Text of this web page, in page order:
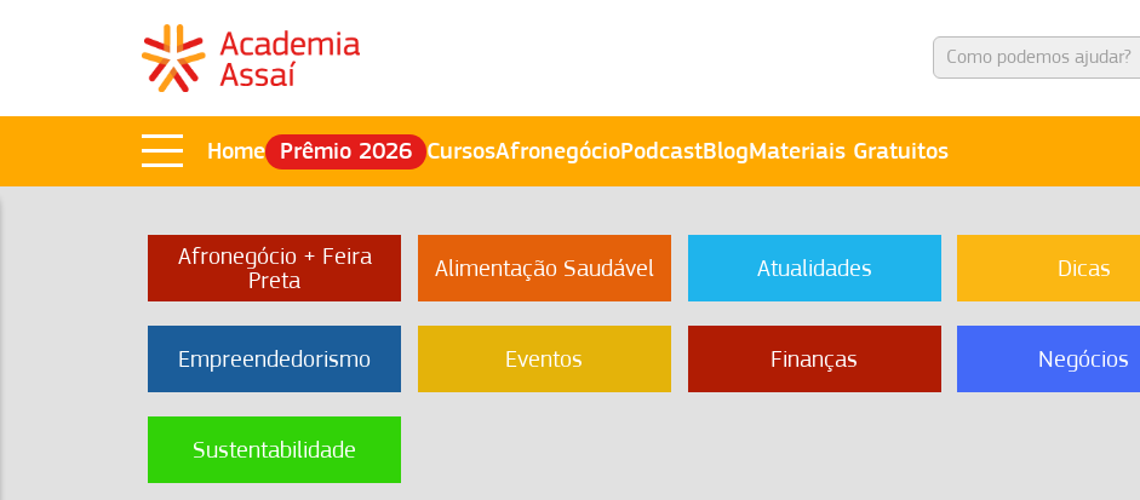
Home Prêmio 2026 CursosAfronegócioPodcastBlogMateriais Gratuitos
Afronegócio + Feira
Preta
Alimentação Saudável Atualidades Dicas
Empreendedorismo Eventos Finanças Negócios
Sustentabilidade